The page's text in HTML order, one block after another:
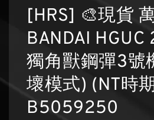
[HRS] 🎨現貨
BANDAI HGUC
獨角獸鋼彈3號
壞模式) (NT時
B5059250